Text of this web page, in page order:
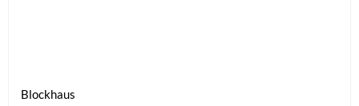
Blockhaus